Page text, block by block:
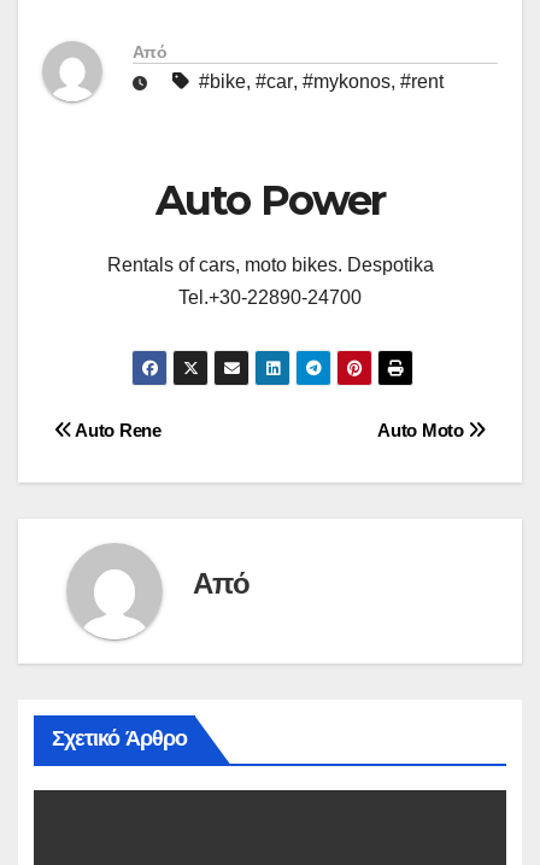
Από
#bike, #car, #mykonos, #rent
Auto Power
Rentals of cars, moto bikes. Despotika
Tel.+30-22890-24700
Πλοήγηση
άρθρων
Auto Moto
Auto Rene
Από
Σχετικό Άρθρο